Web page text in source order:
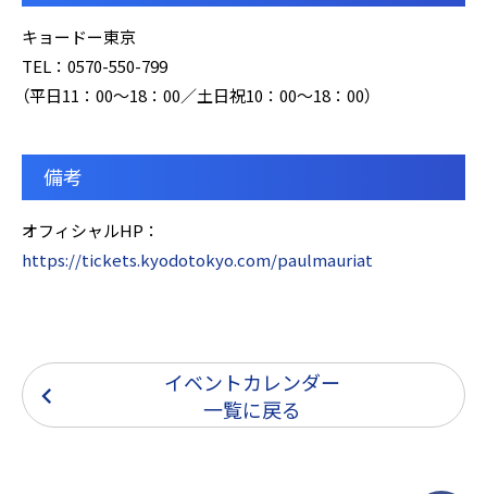
キョードー東京
TEL：0570-550-799
（平日11：00～18：00／土日祝10：00～18：00）
備考
オフィシャルHP：
https://tickets.kyodotokyo.com/paulmauriat
イベントカレンダー
一覧に戻る